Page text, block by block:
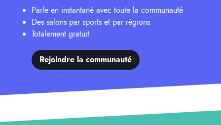
Parle en instantané avec toute la communauté
Des salons par sports et par régions
Totalement gratuit
Rejoindre la communauté